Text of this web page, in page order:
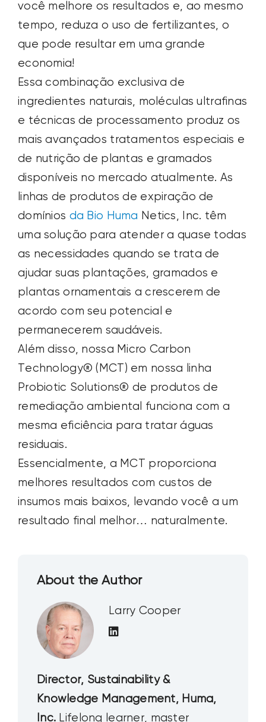
você melhore os resultados e, ao mesmo
tempo, reduza o uso de fertilizantes, o
que pode resultar em uma grande
economia!
Essa combinação exclusiva de
ingredientes naturais, moléculas ultrafinas
e técnicas de processamento produz os
mais avançados tratamentos especiais e
de nutrição de plantas e gramados
disponíveis no mercado atualmente. As
linhas de produtos de expiração de
domínios da Bio Huma Netics, Inc. têm
uma solução para atender a quase todas
as necessidades quando se trata de
ajudar suas plantações, gramados e
plantas ornamentais a crescerem de
acordo com seu potencial e
permanecerem saudáveis.
Além disso, nossa Micro Carbon
Technology® (MCT) em nossa linha
Probiotic Solutions® de produtos de
remediação ambiental funciona com a
mesma eficiência para tratar águas
residuais.
Essencialmente, a MCT proporciona
melhores resultados com custos de
insumos mais baixos, levando você a um
resultado final melhor… naturalmente.
About the Author
Larry Cooper
Director, Sustainability &
Knowledge Management, Huma,
Inc. Lifelong learner, master